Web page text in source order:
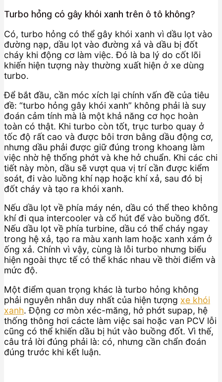
Turbo hỏng có gây khói xanh trên ô tô không?
Có, turbo hỏng có thể gây khói xanh vì dầu lọt vào
đường nạp, dầu lọt vào đường xả và dầu bị đốt
cháy khi động cơ làm việc. Đó là ba lý do cốt lõi
khiến hiện tượng này thường xuất hiện ở xe dùng
turbo.
Để bắt đầu, cần móc xích lại chính vấn đề của tiêu
đề: “turbo hỏng gây khói xanh” không phải là suy
đoán cảm tính mà là một khả năng cơ học hoàn
toàn có thật. Khi turbo còn tốt, trục turbo quay ở
tốc độ rất cao và được bôi trơn bằng dầu động cơ,
nhưng dầu phải được giữ đúng trong khoang làm
việc nhờ hệ thống phớt và khe hở chuẩn. Khi các chi
tiết này mòn, dầu sẽ vượt qua vị trí cần được kiểm
soát, đi vào luồng khí nạp hoặc khí xả, sau đó bị
đốt cháy và tạo ra khói xanh.
Nếu dầu lọt về phía máy nén, dầu có thể theo không
khí đi qua intercooler và cổ hút để vào buồng đốt.
Nếu dầu lọt về phía turbine, dầu có thể cháy ngay
trong hệ xả, tạo ra màu xanh lam hoặc xanh xám ở
ống xả. Chính vì vậy, cùng là lỗi turbo nhưng biểu
hiện ngoài thực tế có thể khác nhau về thời điểm và
mức độ.
Một điểm quan trọng khác là turbo hỏng không
phải nguyên nhân duy nhất của hiện tượng xe khói
xanh. Động cơ mòn xéc-măng, hở phớt supap, hệ
thống thông hơi cácte làm việc sai hoặc van PCV lỗi
cũng có thể khiến dầu bị hút vào buồng đốt. Vì thế,
câu trả lời đúng phải là: có, nhưng cần chẩn đoán
đúng trước khi kết luận.